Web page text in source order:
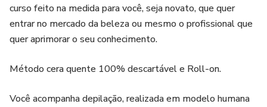
curso feito na medida para você, seja novato, que quer
entrar no mercado da beleza ou mesmo o profissional que
quer aprimorar o seu conhecimento.
Método cera quente 100% descartável e Roll-on.
Você acompanha depilação, realizada em modelo humana